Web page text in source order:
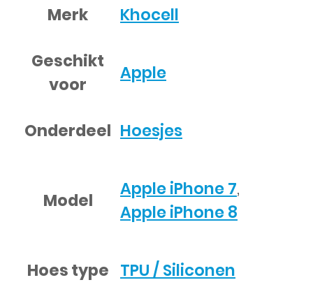
Merk Khocell
Geschikt
voor
Apple
Onderdeel Hoesjes
Model
Apple iPhone 7,
Apple iPhone 8
Hoes type TPU / Siliconen